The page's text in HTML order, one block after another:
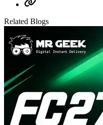
Related Blogs